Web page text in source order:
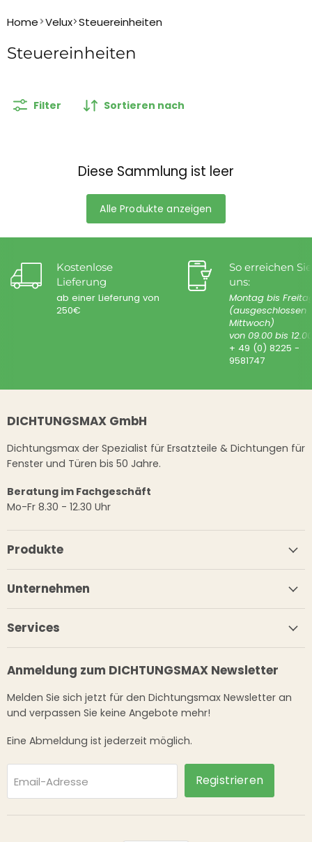
Home Velux Steuereinheiten
Steuereinheiten
Filter Sortieren nach
Diese Sammlung ist leer
Alle Produkte anzeigen
Kostenlose
Lieferung
ab einer Lieferung von
250€
So erreichen Sie
uns:
Montag bis
(ausgeschlossen
Mittwoch)
von 09.00 bis
+ 49 (0) 8225 -
9581747
DICHTUNGSMAX GmbH
Dichtungsmax der Spezialist für Ersatzteile & Dichtungen für
Fenster und Türen bis 50 Jahre.
Beratung im Fachgeschäft
Mo-Fr 8.30 - 12.30 Uhr
Produkte
Unternehmen
Services
Anmeldung zum DICHTUNGSMAX Newsletter
Melden Sie sich jetzt für den Dichtungsmax Newsletter an
und verpassen Sie keine Angebote mehr!
Eine Abmeldung ist jederzeit möglich.
Email-Adresse Registrieren